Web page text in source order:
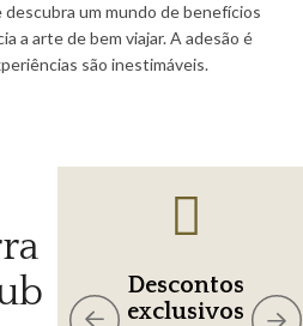
um mundo de benefícios
a arte de bem viajar. A adesão é
são inestimáveis.
Partida sem